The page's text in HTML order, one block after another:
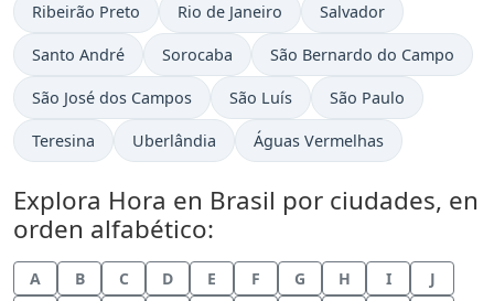
Hora actual en
Ribeirão Preto Hora actual en
Rio de Janeiro Hora actual en
Salvador
Hora actual en
Santo André Hora actual en
Sorocaba Hora actual en
São Bernardo do Campo
Hora actual en
São José dos Campos Hora actual en
São Luís Hora actual en
São Paulo
Hora actual en
Teresina Hora actual en
Uberlândia Hora actual en
Águas Vermelhas
Explora Hora en Brasil por ciudades, en
orden alfabético:
A B C D E F G H I
J